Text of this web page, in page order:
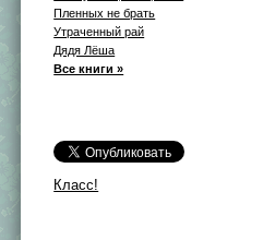
Пленных не брать
Утраченный рай
Дядя Лёша
Все книги »
Класс!